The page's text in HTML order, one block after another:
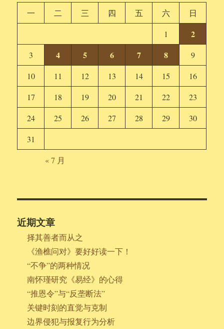
一 二 三 四 五 六
日
1
2
3 4 5 6 7 8
9
10
11 12 13 14 15
16
17
18 19 20 21 22
23
24
25 26 27 28 29
30
31
« 7 月
近期文章
择其善者而从之
《渔樵问对》要好好读一下！
“不争”的两种情况
南怀瑾研究《易经》的心得
“推恩令”与“反垄断法”
关键时刻的直觉与克制
边界侵犯与报复行为分析